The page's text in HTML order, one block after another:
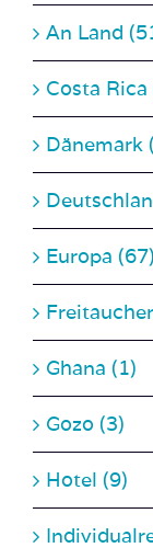
Costa Rica
Dänemark
Europa
Freitauchen
Ghana (1)
Gozo (3)
Hotel (9)
Indonesien